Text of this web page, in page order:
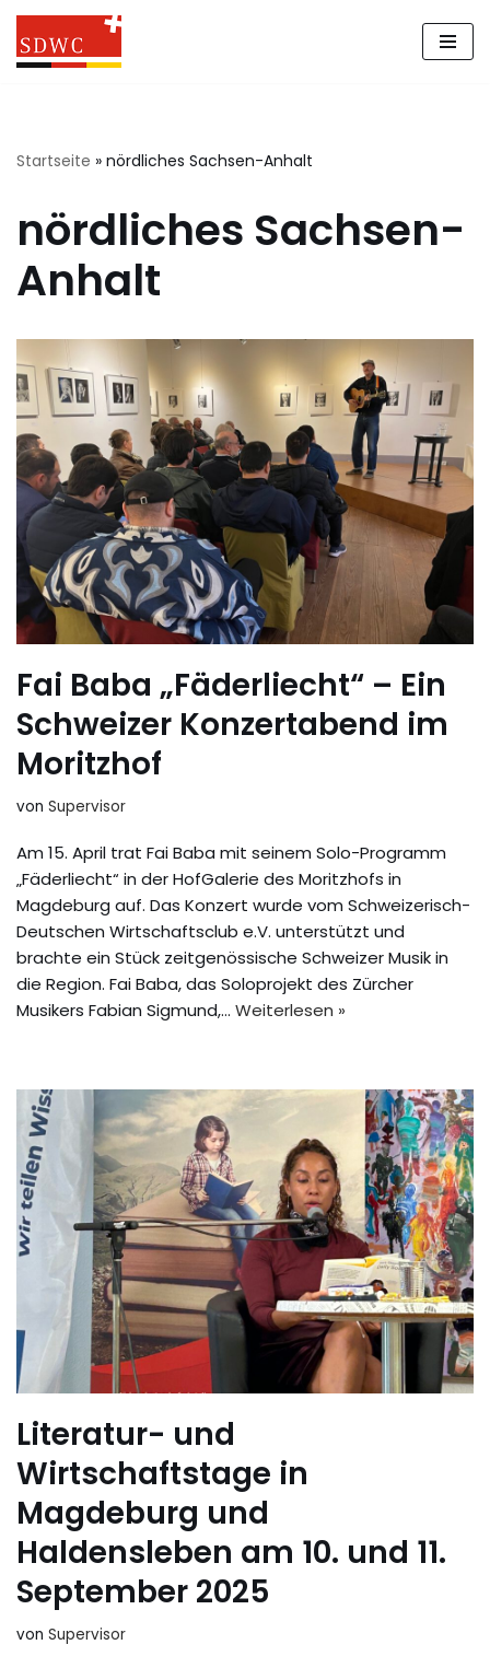
Zum
Startseite » nördliches Sachsen-Anhalt
nördliches Sachsen-
Anhalt
Fai Baba „Fäderliecht“ – Ein
Schweizer Konzertabend im
Moritzhof
von Supervisor
Am 15. April trat Fai Baba mit seinem Solo-Programm
„Fäderliecht“ in der HofGalerie des Moritzhofs in
Magdeburg auf. Das Konzert wurde vom Schweizerisch-
Deutschen Wirtschaftsclub e.V. unterstützt und
brachte ein Stück zeitgenössische Schweizer Musik in
die Region. Fai Baba, das Soloprojekt des Zürcher
Musikers Fabian Sigmund,… Weiterlesen »
Literatur- und
Wirtschaftstage in
Magdeburg und
Haldensleben am 10. und 11.
September 2025
von Supervisor